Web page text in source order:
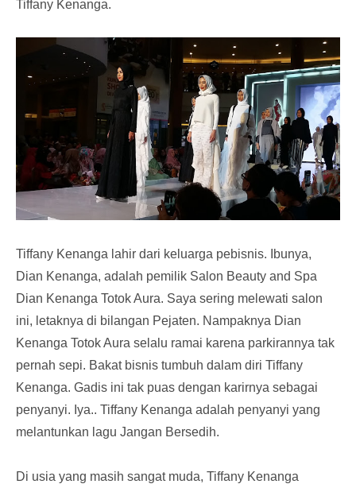
Tiffany Kenanga.
Tiffany Kenanga lahir dari keluarga pebisnis. Ibunya,
Dian Kenanga, adalah pemilik Salon Beauty and Spa
Dian Kenanga Totok Aura. Saya sering melewati salon
ini, letaknya di bilangan Pejaten. Nampaknya Dian
Kenanga Totok Aura selalu ramai karena parkirannya tak
pernah sepi. Bakat bisnis tumbuh dalam diri Tiffany
Kenanga. Gadis ini tak puas dengan karirnya sebagai
penyanyi. Iya.. Tiffany Kenanga adalah penyanyi yang
melantunkan lagu Jangan Bersedih.
Di usia yang masih sangat muda, Tiffany Kenanga